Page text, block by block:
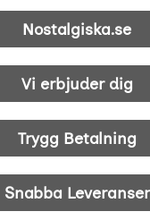
info och
Nostalgiska.se
Vi erbjuder dig
Trygg Betalning
Snabba Leveranser